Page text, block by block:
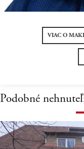
VIAC O
Podobné